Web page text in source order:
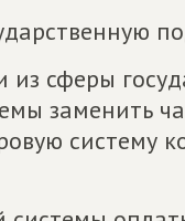
из сферы
заменить
систему